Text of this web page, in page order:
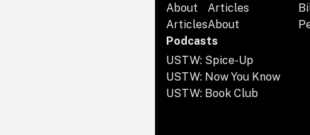
About
Articles
Articles
About
Podcasts
USTW: Spice-Up
USTW: Now You Know
USTW: Book Club